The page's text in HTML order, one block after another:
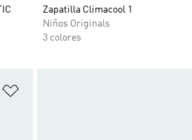
Zapatilla Climacool 1
Niños Originals
3 colores